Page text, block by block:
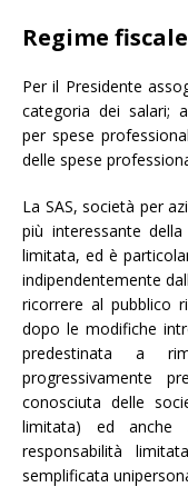
Regime
Per il Presidente
categoria dei salari;
per spese
delle spese
La SAS, società per
più interessante
limitata, ed è
indipendentemente
ricorrere al pubblico
dopo le modifiche
predestinata a
progressivamente
conosciuta delle
limitata) ed anche
responsabilità
semplificata